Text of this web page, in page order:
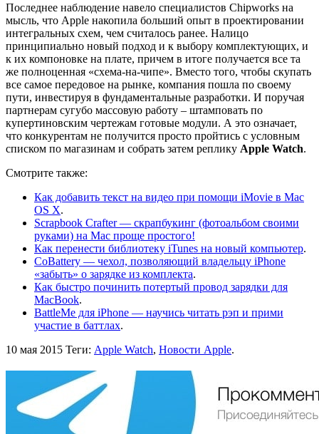
Последнее наблюдение навело специалистов Chipworks на
мысль, что Apple накопила больший опыт в проектировании
интегральных схем, чем считалось ранее. Налицо
принципиально новый подход и к выбору комплектующих, и
к их компоновке на плате, причем в итоге получается все та
же полноценная «схема-на-чипе». Вместо того, чтобы скупать
все самое передовое на рынке, компания пошла по своему
пути, инвестируя в фундаментальные разработки. И поручая
партнерам сугубо массовую работу – штамповать по
купертиновским чертежам готовые модули. А это означает,
что конкурентам не получится просто пройтись с условным
списком по магазинам и собрать затем реплику Apple Watch.
Смотрите также:
Как добавить текст на видео при помощи iMovie в Mac
OS X.
Scrapbook Crafter — скрапбукинг (фотоальбом своими
руками) на Mac проще простого!
Как перенести библиотеку iTunes на новый компьютер.
CoBattery — чехол, позволяющий владельцу iPhone
«забыть» о зарядке из комплекта.
Как быстро починить потертый провод зарядки для
MacBook.
BattleMe для iPhone — научись читать рэп и прими
участие в баттлах.
10 мая 2015 Теги: Apple Watch, Новости Apple.